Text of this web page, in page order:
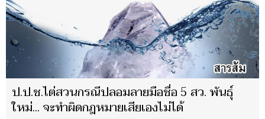
ป.ป.ช.ไต่สวนกรณีปลอมลายมือชื่อ 5 สว. พันธุ์
ใหม่... จะทำผิดกฎหมายเสียเองไม่ได้